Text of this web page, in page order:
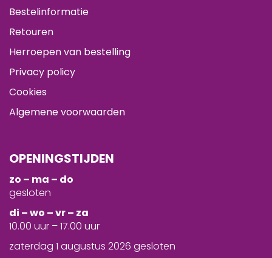
Bestelinformatie
Retouren
Herroepen van bestelling
Privacy policy
Cookies
Algemene voorwaarden
OPENINGSTIJDEN
zo – ma – do
gesloten
di – wo – vr – za
10.00 uur – 17.00 uur
zaterdag 1 augustus 2026 gesloten